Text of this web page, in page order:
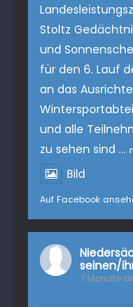
Stoltz
und
für den 6. Lauf
an das
und alle
zu sehen sind ...
Bild
Auf Facebook
seinen/
7 Monate